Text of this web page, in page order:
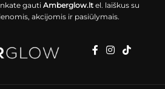
gauti Amberglow.ltel. laiškus su
akcijomis ir pasiūlymais.